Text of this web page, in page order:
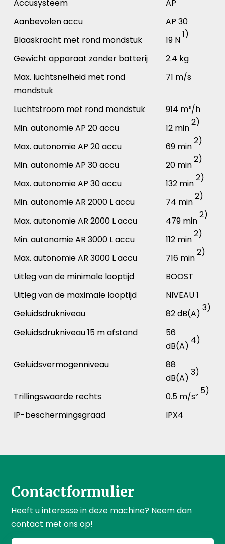
Accusysteem
AP
Aanbevolen accu
AP 30
Blaaskracht met rond mondstuk
19 N
1)
Gewicht apparaat zonder batterij
2.4 kg
Max. luchtsnelheid met rond
mondstuk
71 m/s
Luchtstroom met rond mondstuk
914 m³/h
Min. autonomie AP 20 accu
12 min
2)
Max. autonomie AP 20 accu 69 min
2)
Min. autonomie AP 30 accu 20 min
2)
Max. autonomie AP 30 accu 132 min
2)
Min. autonomie AR 2000 L accu 74 min
2)
Max. autonomie AR 2000 L accu 479 min
2)
Min. autonomie AR 3000 L accu 112 min
2)
Max. autonomie AR 3000 L accu 716 min
2)
Uitleg van de minimale looptijd
BOOST
Uitleg van de maximale looptijd
NIVEAU 1
Geluidsdrukniveau
82 dB(A)
3)
Geluidsdrukniveau 15 m afstand
56
dB(A)
4)
Geluidsvermogenniveau
88
dB(A)
3)
Trillingswaarde rechts 0.5 m/s²
5)
IP-beschermingsgraad IPX4
Contactformulier
Heeft u interesse in deze machine? Neem dan
contact met ons op!